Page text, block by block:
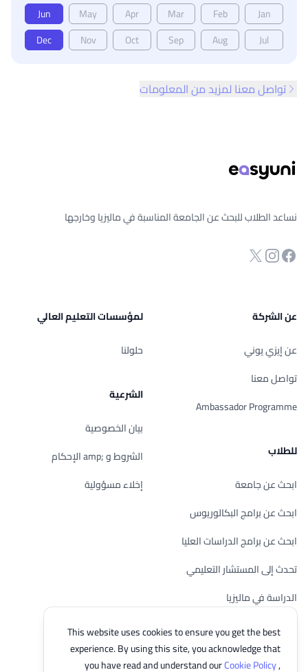
Jan
Feb
Mar
Apr
May
Jun
Jul
Aug
Sep
Oct
Nov
Dec
تواصل معنا لمزيد من المعلومات
This website uses cookies to ensure you get the best
experience. By using this site, you acknowledge that
you have read and understand ourCookie Policy,
نساعد الطلاب للبحث عن الجامعة المناسبة في ماليزيا وخارجها
صفحة الفيسبوك
انستجرام
Twitter
عن الشركة
عن إيزي يوني
تواصل معنا
Ambassador Programme
للطلاب
ابحث عن جامعة
ابحث عن برامج البكالوريوس
ابحث عن برامج الدراسات العليا
تحدث إلى المستشار التعليمي
الدراسة في ماليزيا
تحقق من أهليتك
لمؤسسات التعليم العالي
حلولنا
الشرعية
بيان الخصوصية
الشروط و ;amp الإحكام
إخلاء مسؤولية